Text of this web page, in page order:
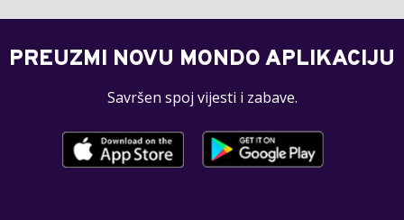
PREUZMI NOVU MONDO APLIKACIJU
Savršen spoj vijesti i zabave.